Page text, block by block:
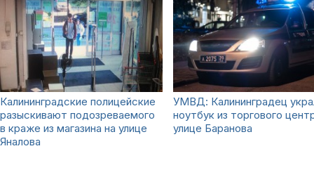
Калининградские полицейские
разыскивают подозреваемого
в краже из магазина на улице
Яналова
УМВД: Калининградец
ноутбук из торгового
улице Баранова